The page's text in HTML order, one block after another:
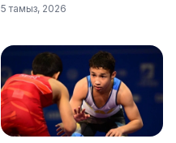
5 тамыз, 2026